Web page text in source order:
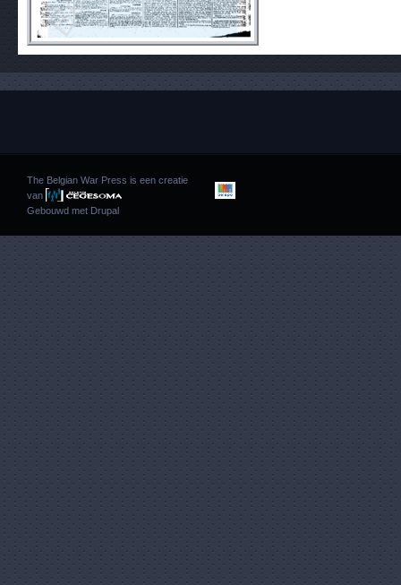
The Belgian War Press is een creatie
van
Gebouwd met Drupal